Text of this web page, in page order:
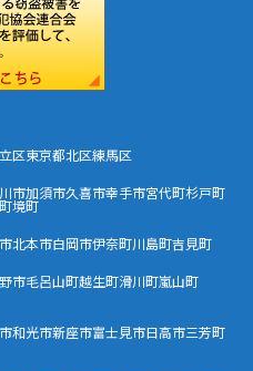
区東京都北区練馬区
市加須市久喜市幸手市宮代町杉戸町
境町
北本市白岡市伊奈町川島町吉見町
市毛呂山町越生町滑川町嵐山町
和光市新座市富士見市日高市三芳町